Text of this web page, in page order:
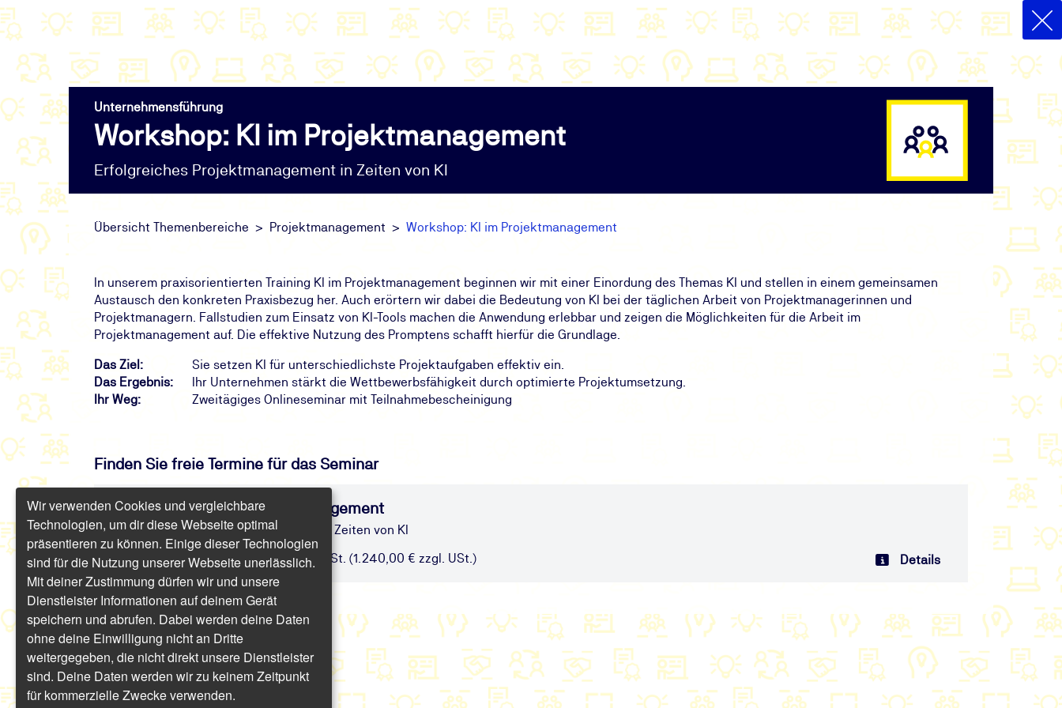
Unternehmensführung
Workshop: KI im Projektmanagement
Erfolgreiches Projektmanagement in Zeiten von KI
Übersicht Themenbereiche Projektmanagement Workshop: KI im Projektmanagement
In unserem praxisorientierten Training KI im Projektmanagement beginnen wir mit einer Einordung des Themas KI und stellen in einem gemeinsamen
Austausch den konkreten Praxisbezug her. Auch erörtern wir dabei die Bedeutung von KI bei der täglichen Arbeit von Projektmanagerinnen und
Projektmanagern. Fallstudien zum Einsatz von KI-Tools machen die Anwendung erlebbar und zeigen die Möglichkeiten für die Arbeit im
Projektmanagement auf. Die effektive Nutzung des Promptens schafft hierfür die Grundlage.
Das Ziel:
Sie setzen KI für unterschiedlichste Projektaufgaben effektiv ein.
Das Ergebnis:
Ihr Unternehmen stärkt die Wettbewerbsfähigkeit durch optimierte Projektumsetzung.
Ihr Weg:
Zweitägiges Onlineseminar mit Teilnahmebescheinigung
Finden Sie freie Termine für das Seminar
Workshop: KI im Projektmanagement
Erfolgreiches Projektmanagement in Zeiten von KI
Online | 2 Tage | ab 1.475,60 € inkl. USt. (1.240,00 € zzgl. USt.) Details
Wir verwenden Cookies und vergleichbare
Technologien, um dir diese Webseite optimal
präsentieren zu können. Einige dieser Technologien
sind für die Nutzung unserer Webseite unerlässlich.
Mit deiner Zustimmung dürfen wir und unsere
Dienstleister Informationen auf deinem Gerät
speichern und abrufen. Dabei werden deine Daten
ohne deine Einwilligung nicht an Dritte
weitergegeben, die nicht direkt unsere Dienstleister
sind. Deine Daten werden wir zu keinem Zeitpunkt
für kommerzielle Zwecke verwenden.